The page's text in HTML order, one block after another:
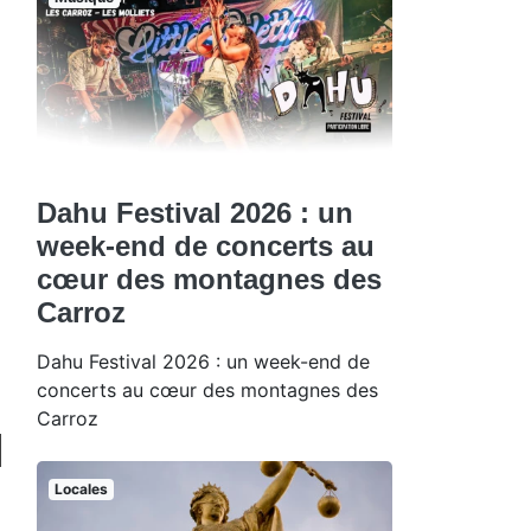
Dahu Festival 2026 : un
week-end de concerts au
cœur des montagnes des
Carroz
Dahu Festival 2026 : un week-end de
concerts au cœur des montagnes des
Carroz
Locales